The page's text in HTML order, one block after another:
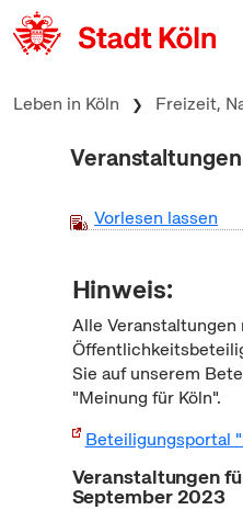
zum Inhalt springen
Leben in Köln Freizeit,
Veranstaltungen
Vorlesen lassen
Hinweis:
Alle
Sie auf unserem
"Meinung für Köln".
Beteiligungsportal
Veranstaltungen
September 2023